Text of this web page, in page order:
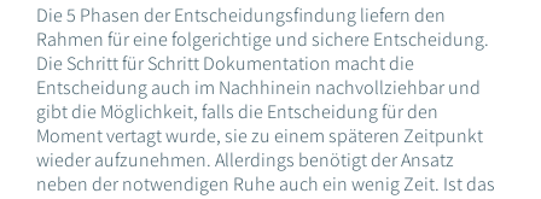
Die 5 Phasen der Entscheidungsfindung liefern den
Rahmen für eine folgerichtige und sichere Entscheidung.
Die Schritt für Schritt Dokumentation macht die
Entscheidung auch im Nachhinein nachvollziehbar und
gibt die Möglichkeit, falls die Entscheidung für den
Moment vertagt wurde, sie zu einem späteren Zeitpunkt
wieder aufzunehmen. Allerdings benötigt der Ansatz
neben der notwendigen Ruhe auch ein wenig Zeit. Ist das